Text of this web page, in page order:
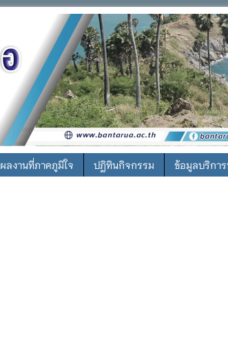
ผลงานที่ภาคภูมิใจ ปฎิทินกิจกรรม ข้อมูลบริกา